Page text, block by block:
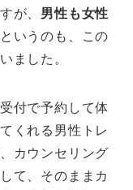
が、 男性も女性
というのも、この
ました。
付で予約して体
くれる男性トレ
カウンセリング
て、そのままカ